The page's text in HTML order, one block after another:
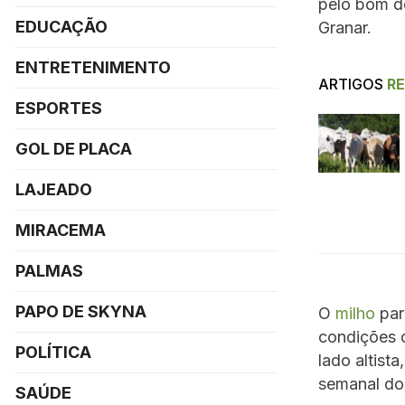
pelo bom
Granar.
ARTIGOS
O milho
condições
lado
semanal
EDUCAÇÃO
ENTRETENIMENTO
ESPORTES
GOL DE PLACA
LAJEADO
MIRACEMA
PALMAS
PAPO DE SKYNA
POLÍTICA
SAÚDE